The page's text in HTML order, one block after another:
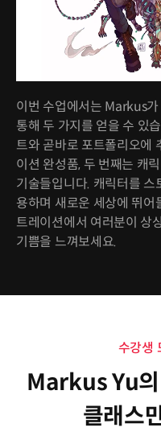
이번 수업에서는 Markus
통해 두 가지를 얻을 수 있
트와 곧바로 포트폴리오에
이션 완성품, 두 번째는 캐
기술들입니다. 캐릭터를
용하며 새로운 세상에 뛰
트레이션에서 여러분이 상
기쁨을 느껴보세요.
수강생
Markus Yu의
클래스